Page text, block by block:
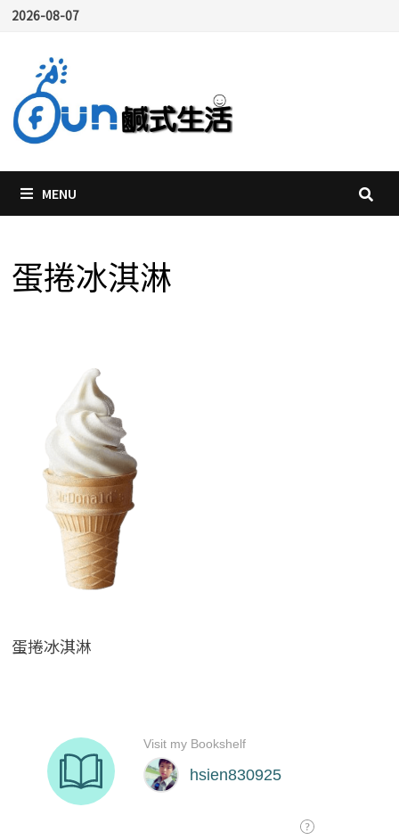
Skip
content
2026-08-07
MENU
蛋捲冰淇淋
蛋捲冰淇淋